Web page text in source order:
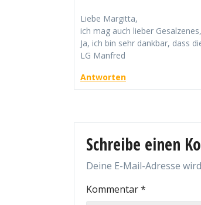
Liebe Margitta,
ich mag auch lieber
Ja, ich bin sehr dankbar, dass
LG Manfred
Antworten
Schreibe einen
Deine E-Mail-Adresse
Kommentar*